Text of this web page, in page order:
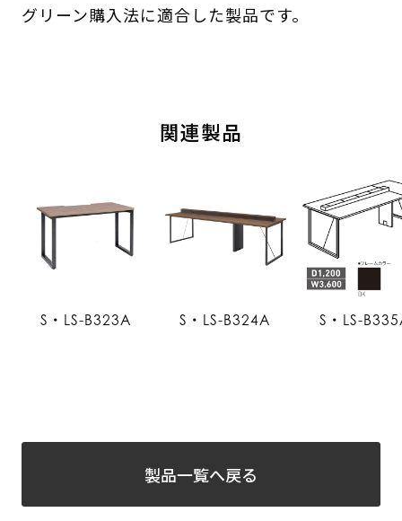
グリーン購入法に適合した製品です。
関連製品
S・LS-B323A S・LS-B324A S・LS-
製品一覧へ戻る